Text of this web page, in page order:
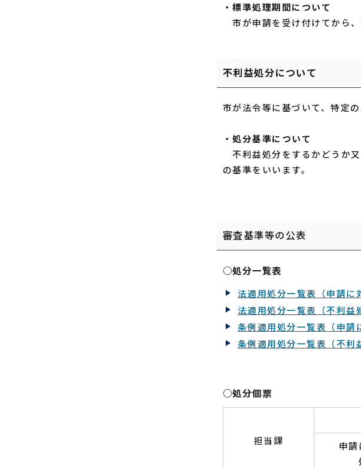
・標準処理期間について
市が申請を受け付けてから
不利益処分について
市が法令等に基づいて、特定
・処分基準について
不利益処分をするかどうか
の基準をいいます。
審査基準等の公表
○処分一覧表
法適用処分一覧表（申請に
法適用処分一覧表（不利益
条例適用処分一覧表（申請
条例適用処分一覧表（不利
○処分個票
担当課
申請